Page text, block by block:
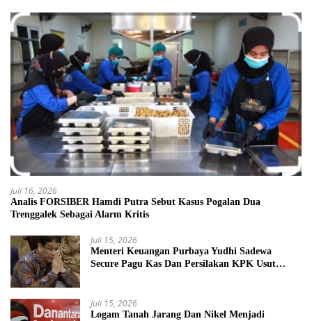
Juli 16, 2026
Analis FORSIBER Hamdi Putra Sebut Kasus Pogalan Dua
Trenggalek Sebagai Alarm Kritis
Juli 15, 2026
Menteri Keuangan Purbaya Yudhi Sadewa
Secure Pagu Kas Dan Persilakan KPK Usut
Juli 15, 2026
Logam Tanah Jarang Dan Nikel Menjadi